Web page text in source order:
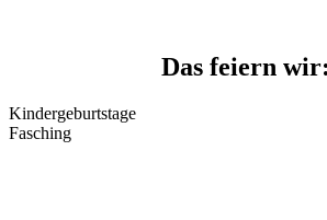
Das feiern wir:
Kindergeburtstage
Fasching